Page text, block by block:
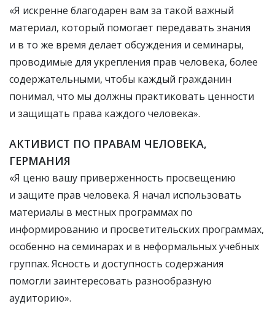
«Я искренне благодарен вам за такой важный
материал, который помогает передавать знания
и в то же время делает обсуждения и семинары,
проводимые для укрепления прав человека, более
содержательными, чтобы каждый гражданин
понимал, что мы должны практиковать ценности
и защищать права каждого человека».
АКТИВИСТ ПО ПРАВАМ ЧЕЛОВЕКА,
ГЕРМАНИЯ
«Я ценю вашу приверженность просвещению
и защите прав человека. Я начал использовать
материалы в местных программах по
информированию и просветительских программах,
особенно на семинарах и в неформальных учебных
группах. Ясность и доступность содержания
помогли заинтересовать разнообразную
аудиторию».